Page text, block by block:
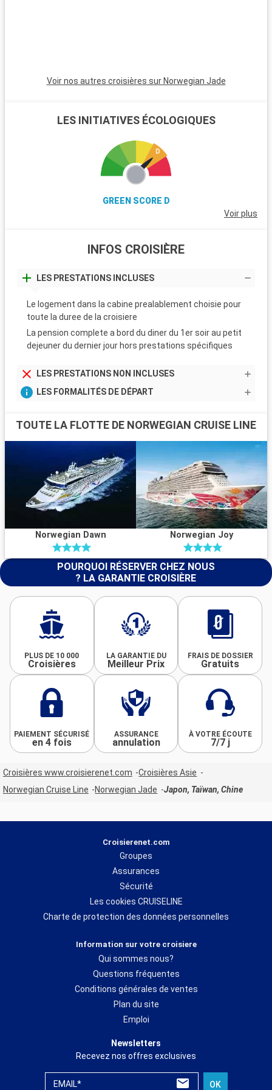
Voir nos autres croisières sur Norwegian Jade
LES INITIATIVES ÉCOLOGIQUES
GREEN SCORE D
Voir plus
INFOS CROISIÈRE
LES PRESTATIONS INCLUSES
Le logement dans la cabine prealablement choisie pour
toute la duree de la croisiere
La pension complete a bord du diner du 1er soir au petit
dejeuner du dernier jour hors prestations spécifiques
LES PRESTATIONS NON INCLUSES
LES FORMALITÉS DE DÉPART
TOUTE LA FLOTTE DE NORWEGIAN CRUISE LINE
Norwegian Dawn Norwegian Joy
POURQUOI RÉSERVER CHEZ NOUS
? LA GARANTIE CROISIÈRE
PLUS DE 10 000
Croisières
LA GARANTIE DU
Meilleur Prix
FRAIS DE DOSSIER
Gratuits
PAIEMENT SÉCURISÉ
en 4 fois
ASSURANCE
annulation
À VOTRE ÉCOUTE
7/7 j
Croisières www.croisierenet.com
Croisières Asie
Norwegian Cruise Line
Norwegian Jade Japon, Taïwan, Chine
Croisierenet.com
Groupes
Assurances
Sécurité
Les cookies CRUISELINE
Charte de protection des données personnelles
Information sur votre croisiere
Qui sommes nous?
Questions fréquentes
Conditions générales de ventes
Plan du site
Emploi
Newsletters
Recevez nos offres exclusives
EMAIL* OK